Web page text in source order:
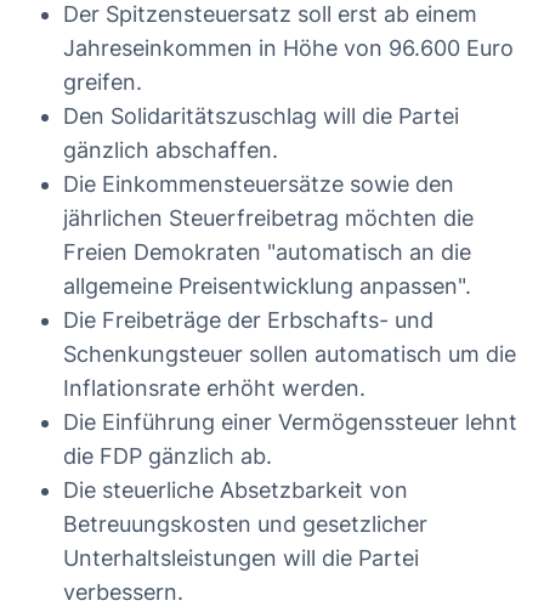
Der Spitzensteuersatz soll erst ab einem
Jahreseinkommen in Höhe von 96.600 Euro
greifen.
Den Solidaritätszuschlag will die Partei
gänzlich abschaffen.
Die Einkommensteuersätze sowie den
jährlichen Steuerfreibetrag möchten die
Freien Demokraten "automatisch an die
allgemeine Preisentwicklung anpassen".
Die Freibeträge der Erbschafts- und
Schenkungsteuer sollen automatisch um die
Inflationsrate erhöht werden.
Die Einführung einer Vermögenssteuer lehnt
die FDP gänzlich ab.
Die steuerliche Absetzbarkeit von
Betreuungskosten und gesetzlicher
Unterhaltsleistungen will die Partei
verbessern.